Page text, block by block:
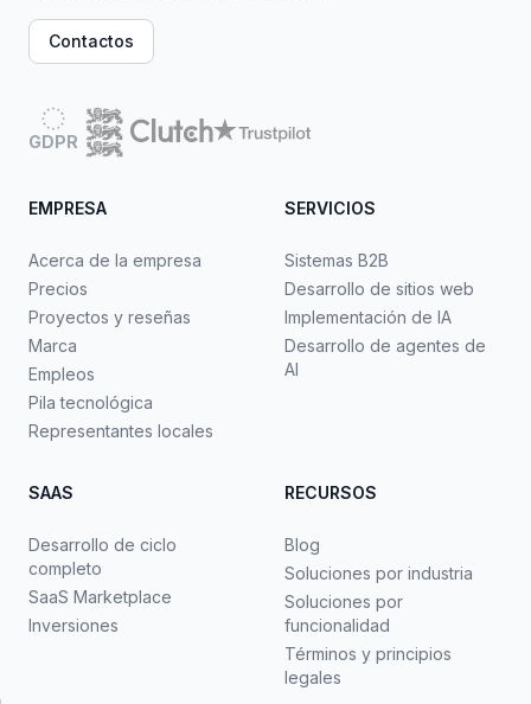
Contactos
GDPR
EMPRESA
Acerca de la empresa
Precios
Proyectos y reseñas
Marca
Empleos
Pila tecnológica
Representantes locales
SERVICIOS
Sistemas B2B
Desarrollo de sitios web
Implementación de IA
Desarrollo de agentes de
AI
SAAS
Desarrollo de ciclo
completo
SaaS Marketplace
Inversiones
RECURSOS
Blog
Soluciones por industria
Soluciones por
funcionalidad
Términos y principios
legales